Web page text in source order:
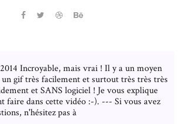
Incroyable, mais vrai ! Il y a un moyen
un gif très facilement et surtout très très très
et SANS logiciel ! Je vous explique
faire dans cette vidéo :-). --- Si vous avez
n'hésitez pas à